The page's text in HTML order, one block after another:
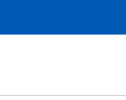
- Eventi